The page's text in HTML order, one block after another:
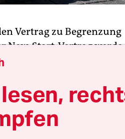
Vertrag zu Begrenzung
New-Start-Vertrag werde
sagte Vize-
Interfax zufolge am
Wladimir Putin und
telefoniert.
Länder, der ganzen
Peskow am Dienstag